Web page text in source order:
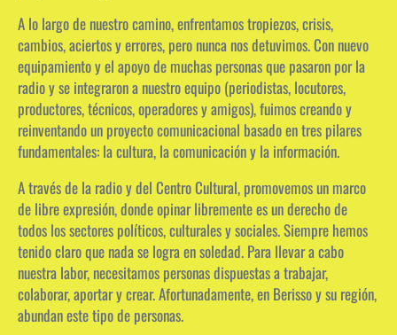
A lo largo de nuestro camino, enfrentamos tropiezos, crisis,
cambios, aciertos y errores, pero nunca nos detuvimos. Con nuevo
equipamiento y el apoyo de muchas personas que pasaron por la
radio y se integraron a nuestro equipo (periodistas, locutores,
productores, técnicos, operadores y amigos), fuimos creando y
reinventando un proyecto comunicacional basado en tres pilares
fundamentales: la cultura, la comunicación y la información.
A través de la radio y del Centro Cultural, promovemos un marco
de libre expresión, donde opinar libremente es un derecho de
todos los sectores políticos, culturales y sociales. Siempre hemos
tenido claro que nada se logra en soledad. Para llevar a cabo
nuestra labor, necesitamos personas dispuestas a trabajar,
colaborar, aportar y crear. Afortunadamente, en Berisso y su región,
abundan este tipo de personas.